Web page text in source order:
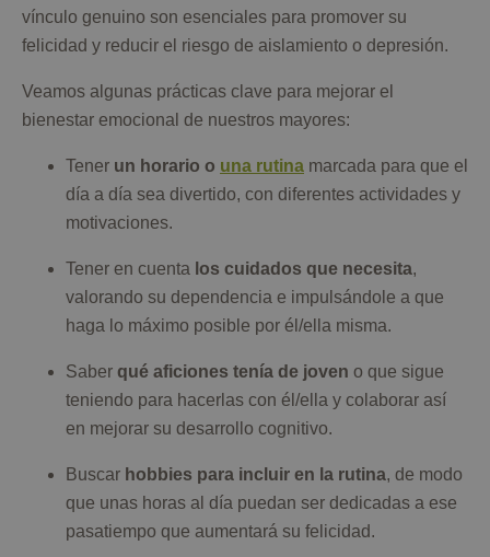
vínculo genuino son esenciales para promover su
felicidad y reducir el riesgo de aislamiento o depresión.
Veamos algunas prácticas clave para mejorar el
bienestar emocional de nuestros mayores:
Tener un horario o una rutina marcada para que el
día a día sea divertido, con diferentes actividades y
motivaciones.
Tener en cuenta los cuidados que necesita,
valorando su dependencia e impulsándole a que
haga lo máximo posible por él/ella misma.
Saber qué aficiones tenía de joven o que sigue
teniendo para hacerlas con él/ella y colaborar así
en mejorar su desarrollo cognitivo.
Buscar hobbies para incluir en la rutina, de modo
que unas horas al día puedan ser dedicadas a ese
pasatiempo que aumentará su felicidad.